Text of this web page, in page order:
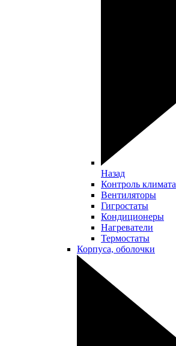
Назад
Контроль климата
Вентиляторы
Гигростаты
Кондиционеры
Нагреватели
Термостаты
Корпуса, оболочки